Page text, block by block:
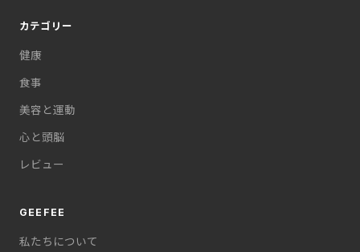
カテゴリー
健康
食事
美容と運動
心と頭脳
レビュー
GEEFEE
私たちについて